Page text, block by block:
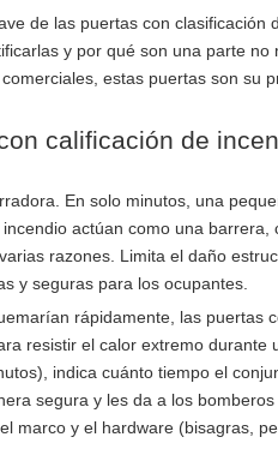
de las puertas con
y por qué son una parte
estas puertas son su
calificación de
En solo minutos, una
actúan como una
razones. Limita el daño
y seguras para los ocupantes.
rápidamente, las puertas
resistir el calor extremo
indica cuánto tiempo el
segura y les da a los
marco y el hardware (bisagras,